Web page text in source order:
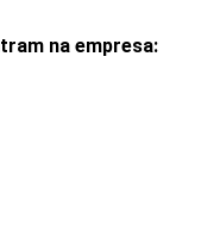
na empresa: